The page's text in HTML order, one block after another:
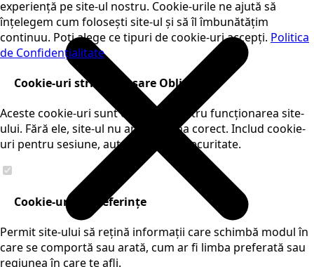
experiență pe site-ul nostru. Cookie-urile ne ajută să
înțelegem cum folosești site-ul și să îl îmbunătățim
continuu. Poți alege ce tipuri de cookie-uri accepți. Politica
de Confidențialitate
Cookie-uri strict necesare Obligatorii
Aceste cookie-uri sunt esențiale pentru funcționarea site-
ului. Fără ele, site-ul nu ar funcționa corect. Includ cookie-
uri pentru sesiune, autentificare și securitate.
Cookie-uri de preferințe
Permit site-ului să rețină informații care schimbă modul în
care se comportă sau arată, cum ar fi limba preferată sau
regiunea în care te afli.